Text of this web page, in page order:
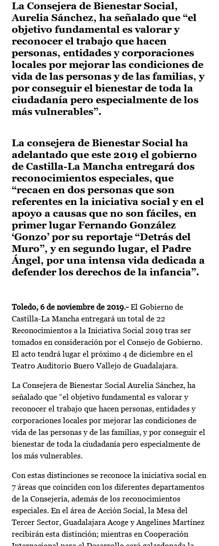
La Consejera de Bienestar Social,
Aurelia Sánchez, ha señalado que “el
objetivo fundamental es valorar y
reconocer el trabajo que hacen
personas, entidades y corporaciones
locales por mejorar las condiciones de
vida de las personas y de las familias, y
por conseguir el bienestar de toda la
ciudadanía pero especialmente de los
más vulnerables”.
La consejera de Bienestar Social ha
adelantado que este 2019 el gobierno
de Castilla-La Mancha entregará dos
reconocimientos especiales, que
“recaen en dos personas que son
referentes en la iniciativa social y en el
apoyo a causas que no son fáciles, en
primer lugar Fernando González
‘Gonzo’ por su reportaje “Detrás del
Muro”, y en segundo lugar, el Padre
Ángel, por una intensa vida dedicada a
defender los derechos de la infancia”.
Toledo, 6 de noviembre de 2019.- El Gobierno de
Castilla-La Mancha entregará un total de 22
Reconocimientos a la Iniciativa Social 2019 tras ser
tomados en consideración por el Consejo de Gobierno.
El acto tendrá lugar el próximo 4 de diciembre en el
Teatro Auditorio Buero Vallejo de Guadalajara.
La Consejera de Bienestar Social Aurelia Sánchez, ha
señalado que “el objetivo fundamental es valorar y
reconocer el trabajo que hacen personas, entidades y
corporaciones locales por mejorar las condiciones de
vida de las personas y de las familias, y por conseguir el
bienestar de toda la ciudadanía pero especialmente de
los más vulnerables.
Con estas distinciones se reconoce la iniciativa social en
7 áreas que coinciden con los diferentes departamentos
de la Consejería, además de los reconocimientos
especiales. En el área de Acción Social, la Mesa del
Tercer Sector, Guadalajara Acoge y Angelines Martínez
recibirán esta distinción; mientras en Cooperación